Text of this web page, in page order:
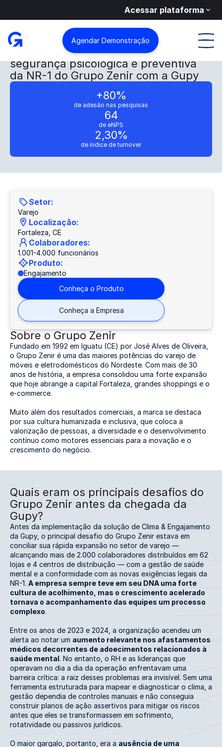
Acessar plataforma
Agendar Demonstração
A transformação da cultura de
segurança psicológica e preventiva
da NR-1 do Grupo Zenir com a Gupy
+80%
de adesão nas pesquisas
64
de eNPS
2,30%
de índice de turnover
Setor:
Varejo
Localização:
Fortaleza, CE
Colaboradores:
1.001-4.000 funcionários
Produto:
Engajamento
Conheça o Produto
Conheça a Empresa
Sobre o Grupo Zenir
Fundado em 1992 em Iguatu (CE) por José Alves de Oliveira,
o Grupo Zenir é uma das maiores potências do varejo de
móveis e eletrodomésticos do Nordeste. Com mais de 30
anos de história, a empresa consolidou uma forte expansão
que hoje abrange a capital Fortaleza, grandes shoppings e o
e-commerce.
Muito além dos resultados comerciais, a marca se destaca
por sua cultura humanizada e inclusiva, que coloca a
valorização de pessoas, a diversidade e o desenvolvimento
contínuo como motores essenciais para a inovação e o
crescimento do negócio.
Quais eram os principais desafios do
Grupo Zenir antes da chegada da
Gupy?
Antes da implementação da solução de Clima & Engajamento
da Gupy, o principal desafio do Grupo Zenir estava em
conciliar sua rápida expansão no setor de varejo —
alcançando mais de 2.000 colaboradores distribuídos em 62
lojas e 4 centros de distribuição — com a gestão de saúde
mental e a conformidade com as novas exigências legais da
NR-1. A empresa sempre teve em seu DNA uma forte
cultura de acolhimento, mas o crescimento acelerado
tornava o acompanhamento das equipes um processo
complexo.
Entre os anos de 2023 e 2024, a organização acendeu um
alerta ao notar um aumento relevante nos afastamentos
médicos decorrentes de adoecimentos relacionados à
saúde mental. No entanto, o RH e as lideranças que
operavam no dia a dia da operação enfrentavam uma
barreira crítica: a raiz desses problemas era invisível. Sem uma
ferramenta estruturada para mapear e diagnosticar o clima, a
gestão dependia de controles manuais e não conseguia
construir planos de ação assertivos para mitigar os riscos
antes que eles se transformassem em sofrimento,
rotatividade ou passivos jurídicos.
O maior gargalo, portanto, era a ausência de uma